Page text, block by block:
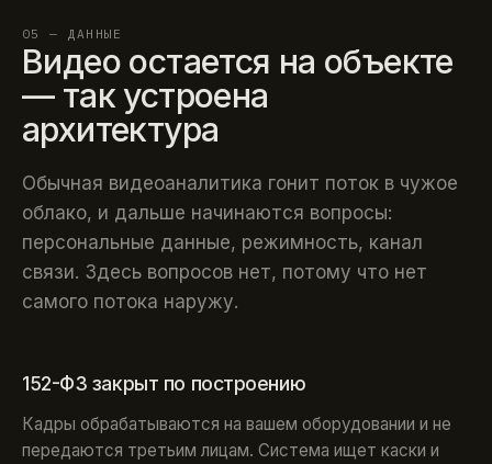
05 — ДАННЫЕ
Видео остается на объекте
— так устроена
архитектура
Обычная видеоаналитика гонит поток в чужое
облако, и дальше начинаются вопросы:
персональные данные, режимность, канал
связи. Здесь вопросов нет, потому что нет
самого потока наружу.
152-ФЗ закрыт по построению
Кадры обрабатываются на вашем оборудовании и не
передаются третьим лицам. Система ищет каски и